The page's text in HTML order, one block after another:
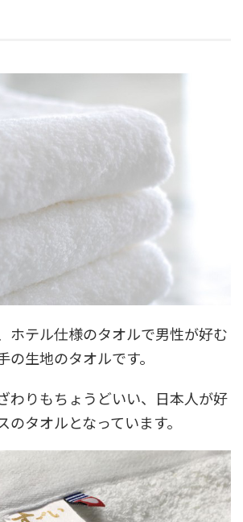
ホテル仕様のタオルで男性が好む
の生地のタオルです。
わりもちょうどいい、日本人が好
タオルとなっています。